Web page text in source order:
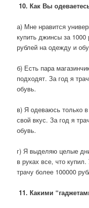
10. Как Вы
а) Мне нравится
купить джинсы за
рублей на одежду и
б) Есть пара
подходят. За год я
обувь.
в) Я одеваюсь только
свой вкус. За год я
обувь.
г) Я выделяю целые
в руках все, что
трачу более 100000
11. Какими